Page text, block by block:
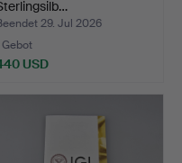
29. Jul 2026
Gebot
USD